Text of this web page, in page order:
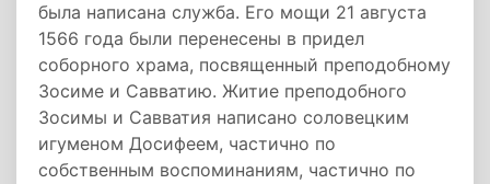
была написана служба. Его мощи 21 августа
1566 года были перенесены в придел
соборного храма, посвященный преподобному
Зосиме и Савватию. Житие преподобного
Зосимы и Савватия написано соловецким
игуменом Досифеем, частично по
собственным воспоминаниям, частично по